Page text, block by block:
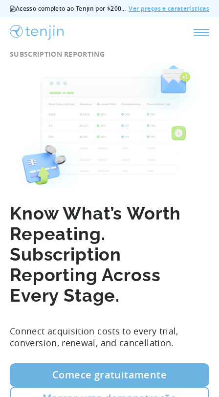
Acesso completo ao Tenjin por $200/mês - todas as funcionalidades, sem suplementos, cancelar em qualquer altura. Ver preços e caraterísticas
SUBSCRIPTION REPORTING
Know What’s Worth
Repeating.
Subscription
Reporting Across
Every Stage.
Connect acquisition costs to every trial,
conversion, renewal, and cancellation.
Comece gratuitamente